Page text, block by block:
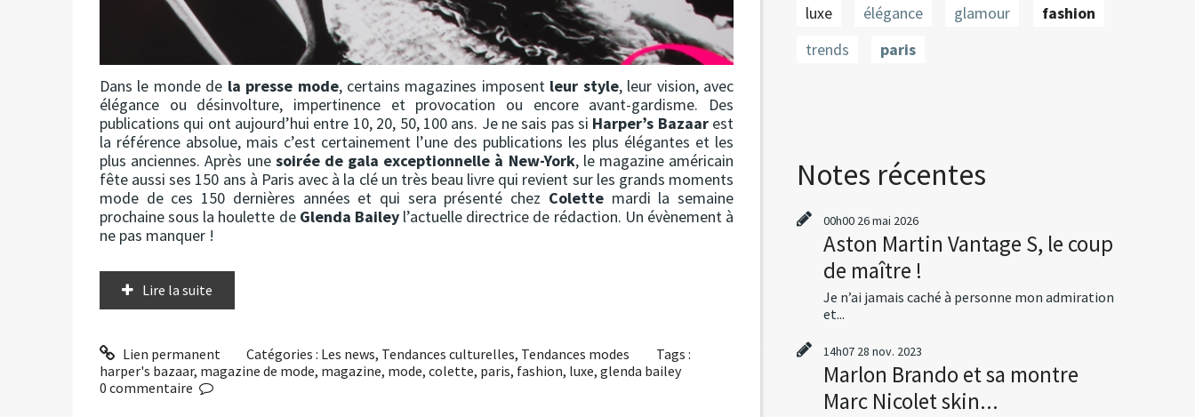
Dans le monde de la presse mode, certains magazines imposent leur style, leur vision, avec
élégance ou désinvolture, impertinence et provocation ou encore avant-gardisme. Des
publications qui ont aujourd’hui entre 10, 20, 50, 100 ans. Je ne sais pas si Harper’s Bazaarest
la référence absolue, mais c’est certainement l’une des publications les plus élégantes et les
plus anciennes. Après une soirée de gala exceptionnelle à New-York, le magazine américain
fête aussi ses 150 ans à Paris avec à la clé un très beau livre qui revient sur les grands moments
mode de ces 150 dernières années et qui sera présenté chez Colettemardi la semaine
prochaine sous la houlette de Glenda Baileyl’actuelle directrice de rédaction. Un évènement à
ne pas manquer !
Lire la suite
Lien permanent Catégories : Les news, Tendances culturelles, Tendances modes
Tags :
harper's bazaar, magazine de mode, magazine, mode, colette, paris, fashion, luxe, glenda bailey
0 commentaire
luxe
élégance glamour
fashion
trends
paris
Notes récentes
00h00 26mai 2026
Aston Martin Vantage S, le coup
de maître !
Je n’ai jamais caché à personne mon admiration
et...
14h07 28 nov. 2023
Marlon Brando et sa montre
Marc Nicolet skin...